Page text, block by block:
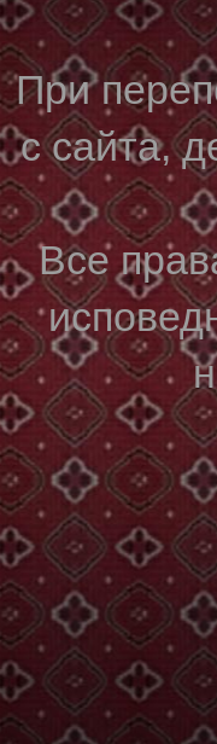
При
с сайта,
Все